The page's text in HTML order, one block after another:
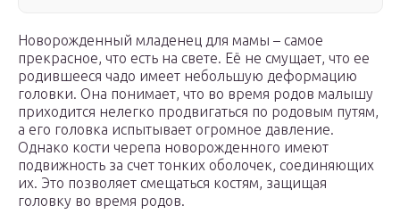
Новорожденный младенец для мамы – самое
прекрасное, что есть на свете. Её не смущает, что ее
родившееся чадо имеет небольшую деформацию
головки. Она понимает, что во время родов малышу
приходится нелегко продвигаться по родовым путям,
а его головка испытывает огромное давление.
Однако кости черепа новорожденного имеют
подвижность за счет тонких оболочек, соединяющих
их. Это позволяет смещаться костям, защищая
головку во время родов.